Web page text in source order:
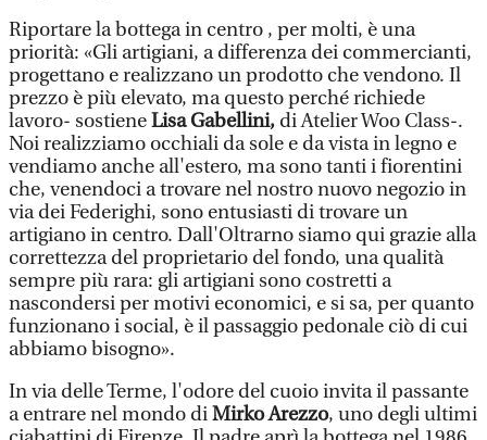
Riportare la bottega in centro , per molti, è una
priorità: «Gli artigiani, a differenza dei commercianti,
progettano e realizzano un prodotto che vendono. Il
prezzo è più elevato, ma questo perché richiede
lavoro- sostieneLisa Gabellini, di Atelier Woo Class-.
Noi realizziamo occhiali da sole e da vista in legno e
vendiamo anche all'estero, ma sono tanti i fiorentini
che, venendoci a trovare nel nostro nuovo negozio in
via dei Federighi, sono entusiasti di trovare un
artigiano in centro. Dall'Oltrarno siamo qui grazie alla
correttezza del proprietario del fondo, una qualità
sempre più rara: gli artigiani sono costretti a
nascondersi per motivi economici, e si sa, per quanto
funzionano i social, è il passaggio pedonale ciò di cui
abbiamo bisogno».
In via delle Terme, l'odore del cuoio invita il passante
a entrare nel mondo diMirko Arezzo, uno degli ultimi